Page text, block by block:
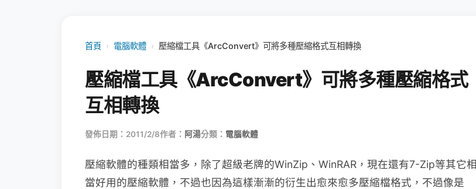
首頁 › 電腦軟體 › 壓縮檔工具《ArcConvert》可將多種壓縮格式互相轉換
壓縮檔工具《ArcConvert》可將多種壓縮格式
互相轉換
發佈日期：2011/2/8作者： 阿湯分類： 電腦軟體
壓縮軟體的種類相當多，除了超級老牌的WinZip、WinRAR，現在還有7-Zip等其它相
當好用的壓縮軟體，不過也因為這樣漸漸的衍生出愈來愈多壓縮檔格式，不過像是